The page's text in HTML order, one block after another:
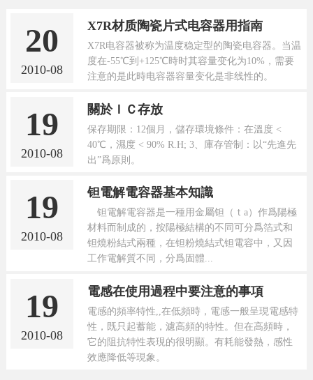
20
2010-08
X7R材质陶瓷片式电容器用指南
X7R电容器被称为温度稳定型的陶瓷电容器。当温
度在-55℃到+125℃時时其容量变化为10%，需要
注意的是此時电容器容量变化是非线性的。
19
2010-08
關於ＩＣ存放
保存期限：12個月，儲存環境條件：在溫度 <
40℃，濕度 < 90% R.H; 3、庫存管制：以“先進先
出”爲原則。
19
2010-08
钽電解電容器基本知識
钽電解電容器是一種用金屬钽（ｔa）作爲陽極
材料而制成的，按陽極結構的不同可分爲箔式和
钽燒粉結式兩種，在钽粉燒結式钽電容中，又因
工作電解質不同，分爲固體...
19
2010-08
電感在使用過程中要注意的事項
電感的頻率特性,,在低頻時，電感一般呈現電感特
性，既只起蓄能，濾高頻的特性。但在高頻時，
它的阻抗特性表現的很明顯。有耗能發熱，感性
效應降低等現象。